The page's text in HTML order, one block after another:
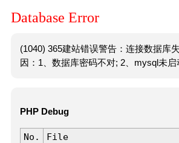
Database Error
(1040) 365建站错误警告：连接数据库
因：1、数据库密码不对; 2、mysql未启
PHP Debug
No. File